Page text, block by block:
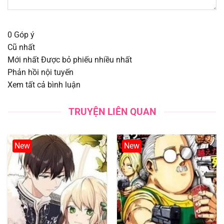
Chapter 89
Chapter 88
Chapter 85 01/08/2025
Chapter 84 01/08/2025
Chapter 83 01/08/2025
0 Góp ý
Cũ nhất
Mới nhất Được bỏ phiếu nhiều nhất
Phản hồi nội tuyến
Xem tất cả bình luận
TRUYỆN LIÊN QUAN
New New